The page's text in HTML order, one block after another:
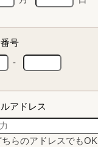
号
-
アドレス
らのアドレスでもOK